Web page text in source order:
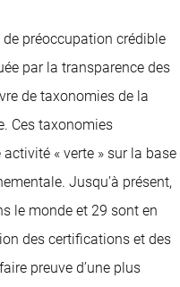
de préoccupation crédible
par la transparence des
de taxonomies de la
Ces taxonomies
« verte » sur la base
Jusqu’à présent,
le monde et 29 sont en
des certifications et des
preuve d’une plus